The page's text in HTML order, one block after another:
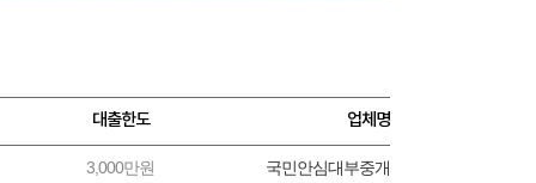
대출한도 업체명
3,000만원 국민안심대부중개